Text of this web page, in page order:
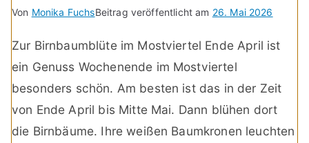
Von Monika FuchsBeitrag veröffentlicht am 26. Mai 2026
Zur Birnbaumblüte im Mostviertel Ende April ist
ein Genuss Wochenende im Mostviertel
besonders schön. Am besten ist das in der Zeit
von Ende April bis Mitte Mai. Dann blühen dort
die Birnbäume. Ihre weißen Baumkronen leuchten